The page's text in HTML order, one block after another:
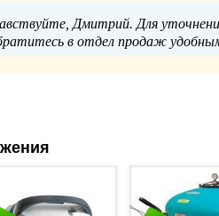
Дмитрий. Для
в отдел продаж